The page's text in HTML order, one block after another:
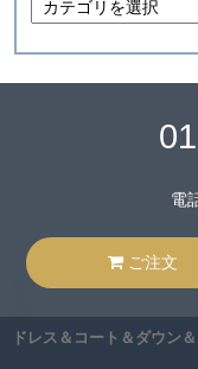
電
ご注文
ドレス＆コート＆ダウン